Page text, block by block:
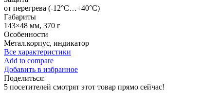
от перегрева (-12°C…+40°C)
Габариты
143×48 мм, 370 г
Особенности
Метал.корпус, индикатор
Все характеристики
Add to compare
Добавить в избранное
Поделиться:
5 посетителей смотрят этот товар прямо сейчас!